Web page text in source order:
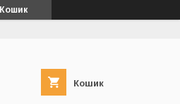
Кошик
Кошик